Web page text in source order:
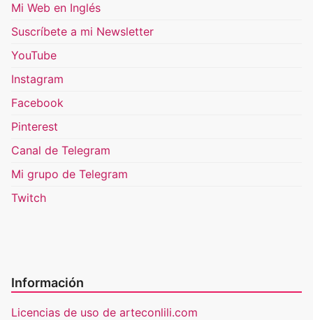
Mi Web en Inglés
Suscríbete a mi Newsletter
YouTube
Instagram
Facebook
Pinterest
Canal de Telegram
Mi grupo de Telegram
Twitch
Información
Licencias de uso de arteconlili.com